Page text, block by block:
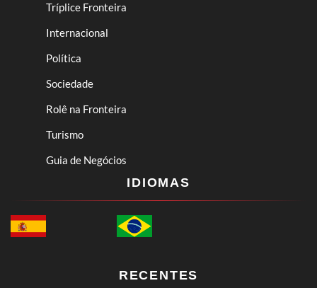
Tríplice Fronteira
Internacional
Política
Sociedade
Rolê na Fronteira
Turismo
Guia de Negócios
IDIOMAS
RECENTES